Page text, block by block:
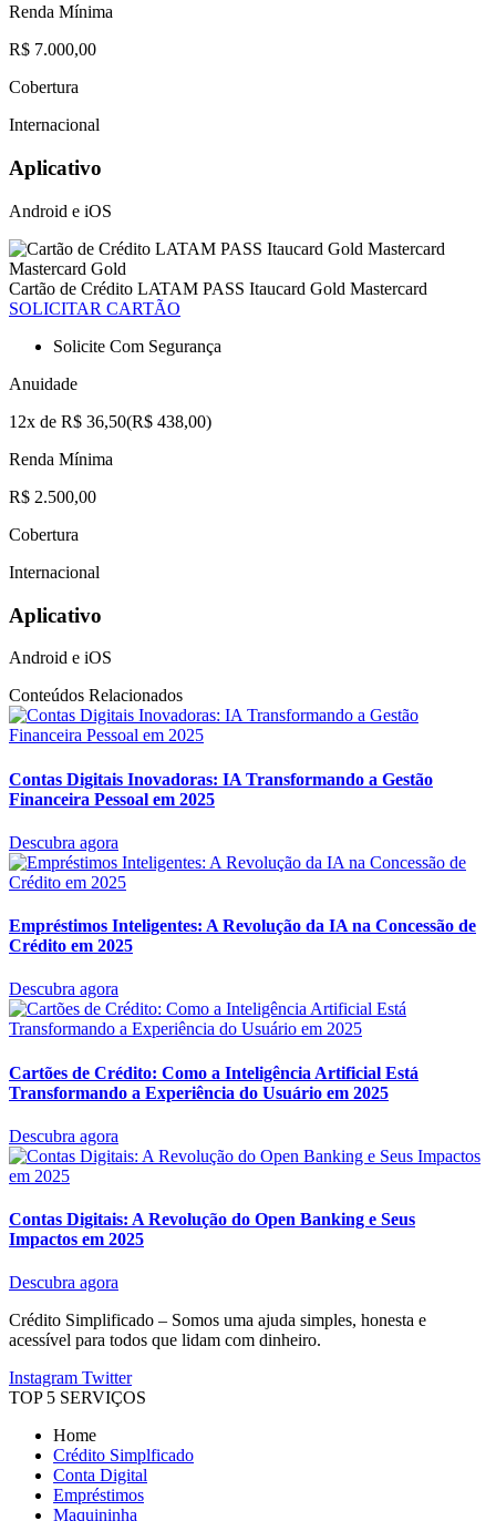
Renda Mínima
R$ 7.000,00
Cobertura
Internacional
Aplicativo
Android e iOS
Mastercard Gold
Cartão de Crédito LATAM PASS Itaucard Gold Mastercard
SOLICITAR CARTÃO
Solicite Com Segurança
Anuidade
12x de R$ 36,50(R$ 438,00)
Renda Mínima
R$ 2.500,00
Cobertura
Internacional
Aplicativo
Android e iOS
Conteúdos Relacionados
Contas Digitais Inovadoras: IA Transformando a Gestão
Financeira Pessoal em 2025
Descubra agora
Empréstimos Inteligentes: A Revolução da IA na Concessão de
Crédito em 2025
Descubra agora
Cartões de Crédito: Como a Inteligência Artificial Está
Transformando a Experiência do Usuário em 2025
Descubra agora
Contas Digitais: A Revolução do Open Banking e Seus
Impactos em 2025
Descubra agora
Crédito Simplificado – Somos uma ajuda simples, honesta e
acessível para todos que lidam com dinheiro.
Instagram Twitter
TOP 5 SERVIÇOS
Home
Crédito Simplficado
Conta Digital
Empréstimos
Maquininha